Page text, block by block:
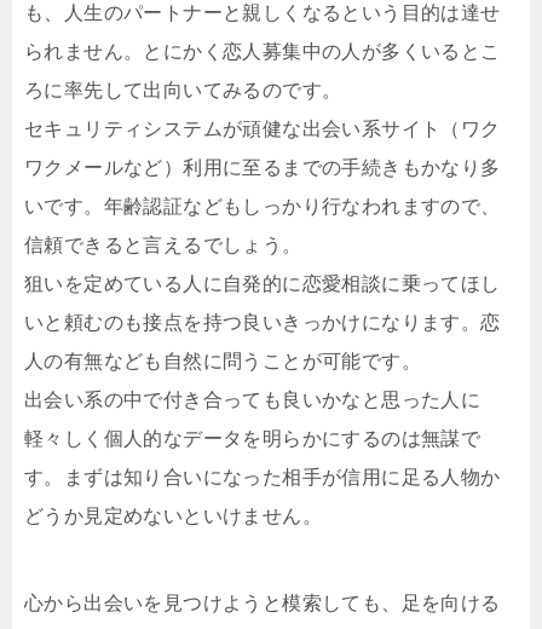
も、人生のパートナーと親しくなるという目的は達せ
られません。とにかく恋人募集中の人が多くいるとこ
ろに率先して出向いてみるのです。
セキュリティシステムが頑健な出会い系サイト（ワク
ワクメールなど）利用に至るまでの手続きもかなり多
いです。年齢認証などもしっかり行なわれますので、
信頼できると言えるでしょう。
狙いを定めている人に自発的に恋愛相談に乗ってほし
いと頼むのも接点を持つ良いきっかけになります。恋
人の有無なども自然に問うことが可能です。
出会い系の中で付き合っても良いかなと思った人に
軽々しく個人的なデータを明らかにするのは無謀で
す。まずは知り合いになった相手が信用に足る人物か
どうか見定めないといけません。
心から出会いを見つけようと模索しても、足を向ける